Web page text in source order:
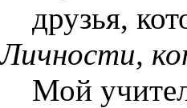
друзья,
Личности,
Мой